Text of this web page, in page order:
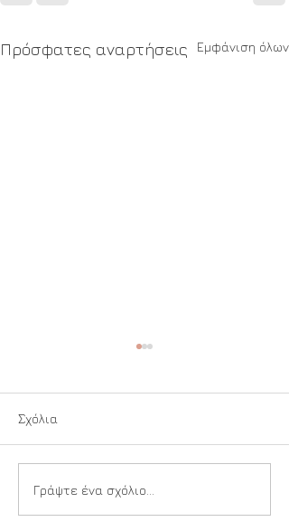
Πρόσφατες αναρτήσεις Εμφάνιση όλων
Παιδιά της Αγίας
Τριάδος
Σχόλια
Γράψτε ένα σχόλιο...